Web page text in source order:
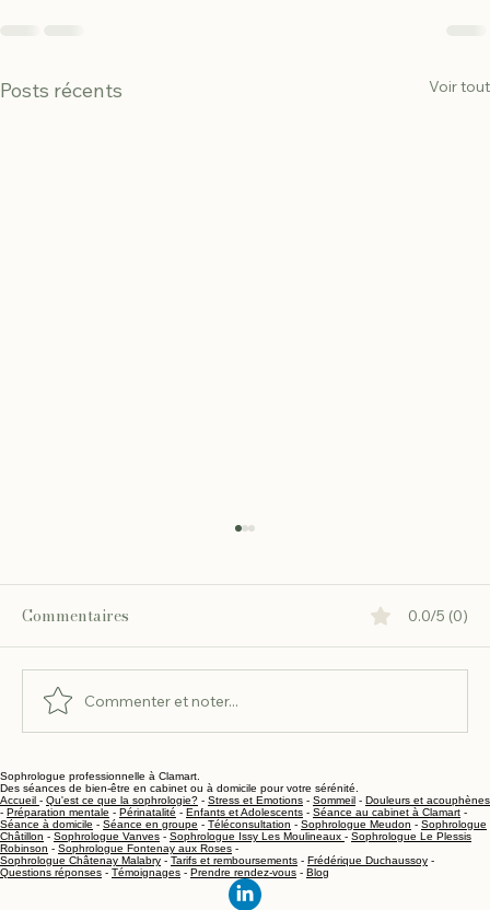
Posts récents Voir tout
Sophrologie et acouphènes : comment
retrouver le calme à Clamart ?
Commentaires 0.0/5 (0)
Commenter et noter...
Sophrologue professionnelle à Clamart.
Des séances de bien-être en cabinet ou à domicile pour votre sérénité.
Accueil - Qu'est ce que la sophrologie? - Stress et Emotions - Sommeil - Douleurs et acouphènes
- Préparation mentale - Périnatalité - Enfants et Adolescents - Séance au cabinet à Clamart -
Séance à domicile - Séance en groupe - Téléconsultation - Sophrologue Meudon - Sophrologue
Châtillon - Sophrologue Vanves - Sophrologue Issy Les Moulineaux - Sophrologue Le Plessis
Robinson - Sophrologue Fontenay aux Roses -
Sophrologue Châtenay Malabry - Tarifs et remboursements - Frédérique Duchaussoy -
Questions réponses - Témoignages - Prendre rendez-vous - Blog